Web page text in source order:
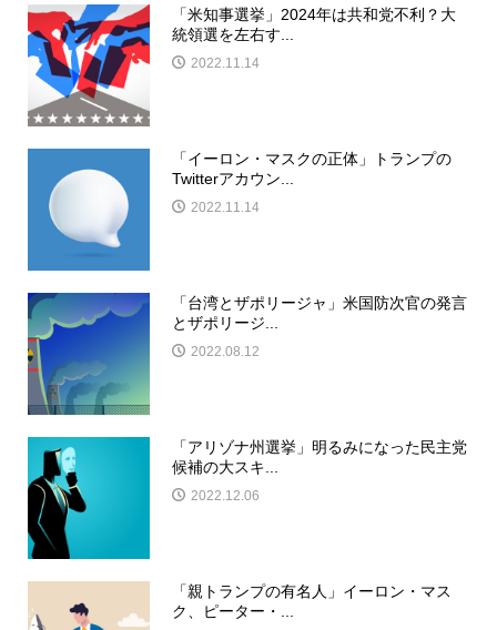
「米知事選挙」2024年は共和党不利？大
統領選を左右す...
2022.11.14
「イーロン・マスクの正体」トランプの
Twitterアカウン...
2022.11.14
「台湾とザポリージャ」米国防次官の発言
とザポリージ...
2022.08.12
「アリゾナ州選挙」明るみになった民主党
候補の大スキ...
2022.12.06
「親トランプの有名人」イーロン・マス
ク、ピーター・...